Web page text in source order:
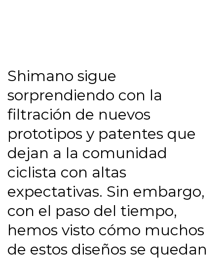
Shimano sigue
sorprendiendo con la
filtración de nuevos
prototipos y patentes que
dejan a la comunidad
ciclista con altas
expectativas. Sin embargo,
con el paso del tiempo,
hemos visto cómo muchos
de estos diseños se quedan